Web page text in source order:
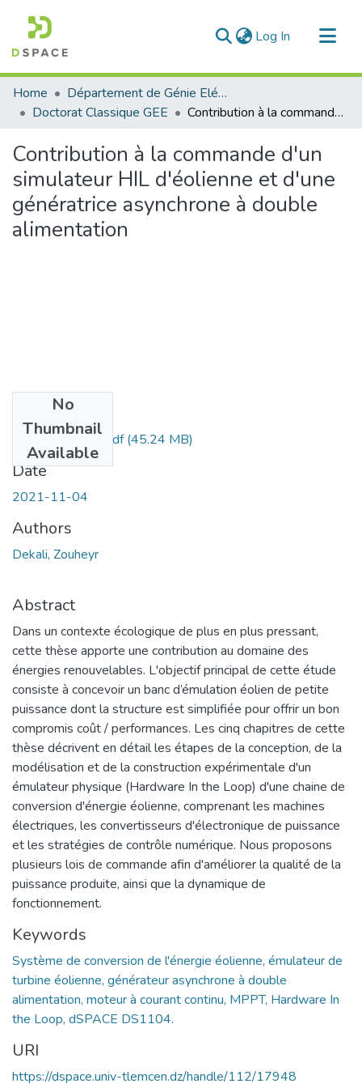
Log In (current)
Communities & Collections
All of DSpace
Home
Département de Génie Eléctrique et Electronique
Doctorat Classique GEE
Contribution à la commande d'un simulateur HIL d'éolienne et d'une génératrice asynchrone à double alimentation
Contribution à la commande d'un
simulateur HIL d'éolienne et d'une
génératrice asynchrone à double
alimentation
No
Thumbnail
Available
Doct.Gee.Dekali.pdf(45.24 MB)
Date
2021-11-04
Authors
Dekali, Zouheyr
Abstract
Dans un contexte écologique de plus en plus pressant,
cette thèse apporte une contribution au domaine des
énergies renouvelables. L'objectif principal de cette étude
consiste à concevoir un banc d’émulation éolien de petite
puissance dont la structure est simplifiée pour offrir un bon
compromis coût / performances. Les cinq chapitres de cette
thèse décrivent en détail les étapes de la conception, de la
modélisation et de la construction expérimentale d'un
émulateur physique (Hardware In the Loop) d'une chaine de
conversion d'énergie éolienne, comprenant les machines
électriques, les convertisseurs d'électronique de puissance
et les stratégies de contrôle numérique. Nous proposons
plusieurs lois de commande afin d'améliorer la qualité de la
puissance produite, ainsi que la dynamique de
fonctionnement.
Keywords
Système de conversion de l'énergie éolienne, émulateur de
turbine éolienne, générateur asynchrone à double
alimentation, moteur à courant continu, MPPT, Hardware In
the Loop, dSPACE DS1104.
URI
https://dspace.univ-tlemcen.dz/handle/112/17948